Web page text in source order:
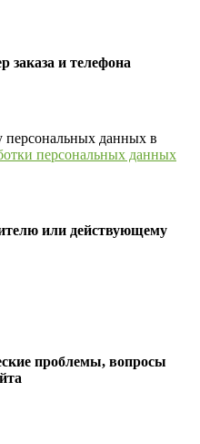
заказа и телефона
персональных данных в
персональных данных
или действующему
проблемы, вопросы